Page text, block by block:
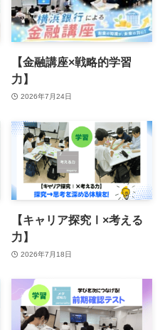
【金融講座×戦略的学習
力】
2026年7月24日
【キャリア探究Ⅰ×考える
力】
2026年7月18日